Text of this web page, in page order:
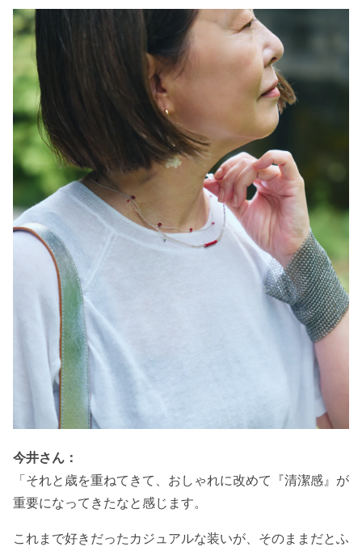
今井さん：
「それと歳を重ねてきて、おしゃれに改めて『清潔感』が
重要になってきたなと感じます。
これまで好きだったカジュアルな装いが、そのままだとふ